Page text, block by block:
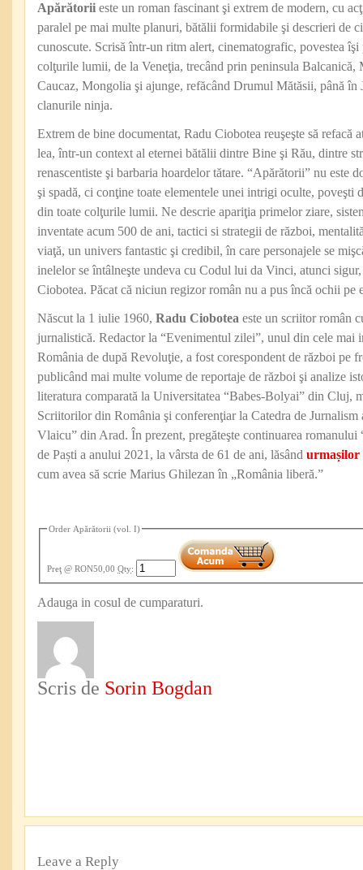
Apărătorii este un roman fascinant şi extrem de modern, cu
paralel pe mai multe planuri, bătălii formidabile şi descrieri de
cunoscute. Scrisă într-un ritm alert, cinematografic, povestea
colţurile lumii, de la Veneţia, trecând prin peninsula
Caucaz, Mongolia şi ajunge, refăcând Drumul Mătăsii, până în
clanurile ninja.
Extrem de bine documentat, Radu Ciobotea reuşeşte să refacă
lea, într-un context al eternei bătălii dintre Bine şi Rău, dintre
renascentiste şi barbaria hoardelor tătare. “Apărătorii” nu este
şi spadă, ci conţine toate elementele unei intrigi oculte, poveşti
din toate colţurile lumii. Ne descrie apariţia primelor ziare,
inventate acum 500 de ani, tactici si strategii de război,
viaţă, un univers fantastic şi credibil, în care personajele se
inelelor se întâlneşte undeva cu Codul lui da Vinci, atunci
Ciobotea. Păcat că niciun regizor român nu a pus încă ochii pe
Născut la 1 iulie 1960, Radu Ciobotea este un scriitor român
jurnalistică. Redactor la “Evenimentul zilei”, unul din cele mai
România de după Revoluţie, a fost corespondent de război pe
publicând mai multe volume de reportaje de război şi analize
literatura comparată la Universitatea “Babes-Bolyai” din Cluj,
Scriitorilor din România şi conferenţiar la Catedra de
Vlaicu” din Arad. În prezent, pregăteşte continuarea
de Paști a anului 2021, la vârsta de 61 de ani, lăsând urmașilor
cum avea să scrie Marius Ghilezan în „România liberă.”
Order Apărătorii (vol. I)
Preţ@ RON50,00 Qty:
Adauga in cosul de cumparaturi.
Scris de Sorin Bogdan
Leave a Reply